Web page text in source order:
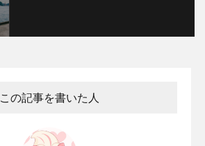
この記事を書いた人